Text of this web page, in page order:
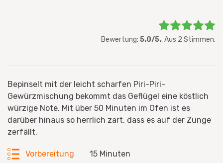
Bewertung: 5.0/5.. Aus 2 Stimmen.
Bepinselt mit der leicht scharfen Piri-Piri-
Gewürzmischung bekommt das Geflügel eine köstlich
würzige Note. Mit über 50 Minuten im Ofen ist es
darüber hinaus so herrlich zart, dass es auf der Zunge
zerfällt.
Vorbereitung 15 Minuten